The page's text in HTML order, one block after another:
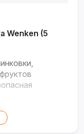
Wenken (5